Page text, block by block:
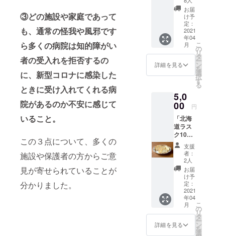
③どの施設や家庭であって
も、通常の怪我や風邪です
ら多くの病院は知的障がい
者の受入れを拒否するの
に、新型コロナに感染した
ときに受け入れてくれる病
院があるのか不安に感じて
いること。
この３点について、多くの
施設や保護者の方からご意
見が寄せられていることが
分かりました。
」「ポ
スト
カード3
枚セッ
ト」
お届
け予
定：
2021
年04
月
詳細を見る
こ
の
リ
タ
ー
ン
を
選
択
す
る
5,0
00 円
「北海
道ラス
ク10枚
入り
×2」
「ポス
トカー
ド3枚
セッ
ト」
支援
者：
2人
お届
け予
定：
2021
年04
月
詳細を見る
こ
の
リ
タ
ー
ン
を
選